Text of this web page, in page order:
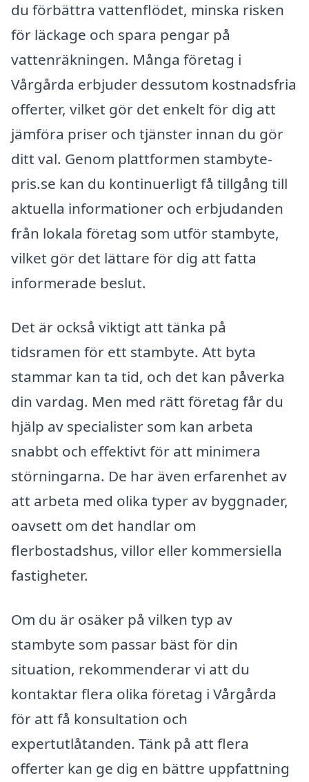
du förbättra vattenflödet, minska risken
för läckage och spara pengar på
vattenräkningen. Många företag i
Vårgårda erbjuder dessutom kostnadsfria
offerter, vilket gör det enkelt för dig att
jämföra priser och tjänster innan du gör
ditt val. Genom plattformen stambyte-
pris.se kan du kontinuerligt få tillgång till
aktuella informationer och erbjudanden
från lokala företag som utför stambyte,
vilket gör det lättare för dig att fatta
informerade beslut.
Det är också viktigt att tänka på
tidsramen för ett stambyte. Att byta
stammar kan ta tid, och det kan påverka
din vardag. Men med rätt företag får du
hjälp av specialister som kan arbeta
snabbt och effektivt för att minimera
störningarna. De har även erfarenhet av
att arbeta med olika typer av byggnader,
oavsett om det handlar om
flerbostadshus, villor eller kommersiella
fastigheter.
Om du är osäker på vilken typ av
stambyte som passar bäst för din
situation, rekommenderar vi att du
kontaktar flera olika företag i Vårgårda
för att få konsultation och
expertutlåtanden. Tänk på att flera
offerter kan ge dig en bättre uppfattning